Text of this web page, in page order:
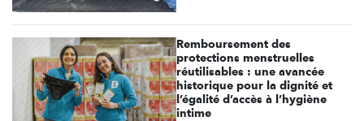
Remboursement des
protections menstruelles
réutilisables : une avancée
historique pour la dignité et
l’égalité d’accès à l’hygiène
intime